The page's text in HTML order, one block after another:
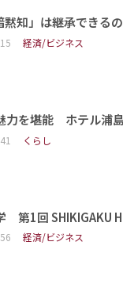
黙知」は継承できる
経済/ビジネス
力を堪能 ホテル浦
くらし
第1回 SHIKIGAKU
経済/ビジネス